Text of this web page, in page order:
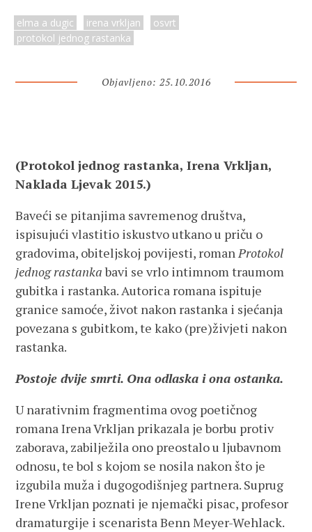
elma a dugic irena vrkljan
osvrt
protokol jednog rastanka
Objavljeno: 25.10.2016
(Protokol jednog rastanka, Irena Vrkljan,
Naklada Ljevak 2015.)
Baveći se pitanjima savremenog društva,
ispisujući vlastitio iskustvo utkano u priču o
gradovima, obiteljskoj povijesti, romanProtokol
jednog rastankabavi se vrlo intimnom traumom
gubitka i rastanka. Autorica romana ispituje
granice samoće, život nakon rastanka i sjećanja
povezana s gubitkom, te kako (pre)živjeti nakon
rastanka.
Postoje dvije smrti. Ona odlaska i ona ostanka.
U narativnim fragmentima ovog poetičnog
romana Irena Vrkljan prikazala je borbu protiv
zaborava, zabilježila ono preostalo u ljubavnom
odnosu, te bol s kojom se nosila nakon što je
izgubila muža i dugogodišnjeg partnera. Suprug
Irene Vrkljan poznati je njemački pisac, profesor
dramaturgije i scenarista Benn Meyer-Wehlack.